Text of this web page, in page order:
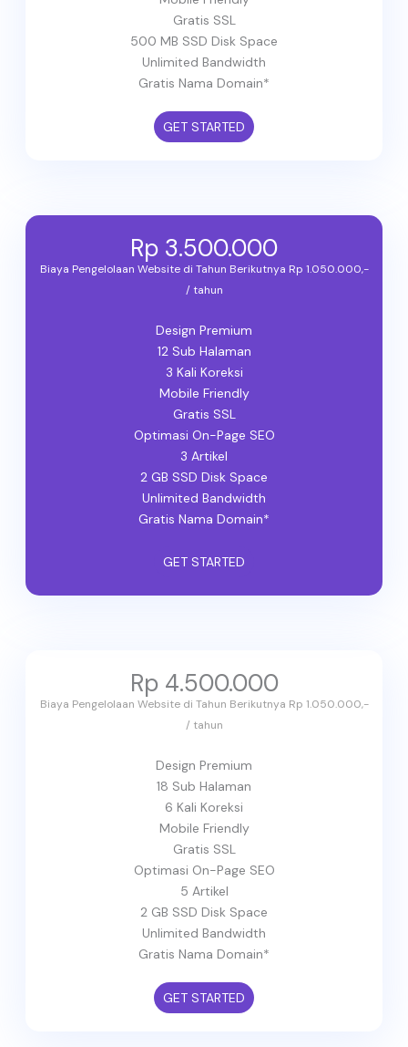
Gratis SSL
500 MB SSD Disk Space
Unlimited Bandwidth
Gratis Nama Domain*
GET STARTED
Rp 3.500.000
Biaya Pengelolaan Website di Tahun Berikutnya Rp 1.050.000,-
/ tahun
Design Premium
12 Sub Halaman
3 Kali Koreksi
Mobile Friendly
Gratis SSL
Optimasi On-Page SEO
3 Artikel
2 GB SSD Disk Space
Unlimited Bandwidth
Gratis Nama Domain*
GET STARTED
Rp 4.500.000
Biaya Pengelolaan Website di Tahun Berikutnya Rp 1.050.000,-
/ tahun
Design Premium
18 Sub Halaman
6 Kali Koreksi
Mobile Friendly
Gratis SSL
Optimasi On-Page SEO
5 Artikel
2 GB SSD Disk Space
Unlimited Bandwidth
Gratis Nama Domain*
GET STARTED